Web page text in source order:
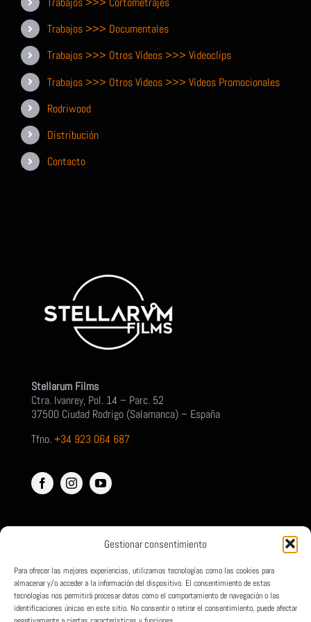
Gestionar consentimiento
Para ofrecer las mejores experiencias, utilizamos tecnologías como las cookies para
almacenar y/o acceder a la información del dispositivo. El consentimiento de estas
tecnologías nos permitirá procesar datos como el comportamiento de navegación o las
identificaciones únicas en este sitio. No consentir o retirar el consentimiento, puede afectar
Trabajos >>> Documentales
Trabajos >>> Otros Vídeos >>> Videoclips
Trabajos >>> Otros Vídeos >>> Vídeos Promocionales
Rodriwood
Distribución
Contacto
Stellarum Films
Ctra. Ivanrey, Pol. 14 – Parc. 52
37500 Ciudad Rodrigo (Salamanca) – España
Tfno.+34 923 064 687